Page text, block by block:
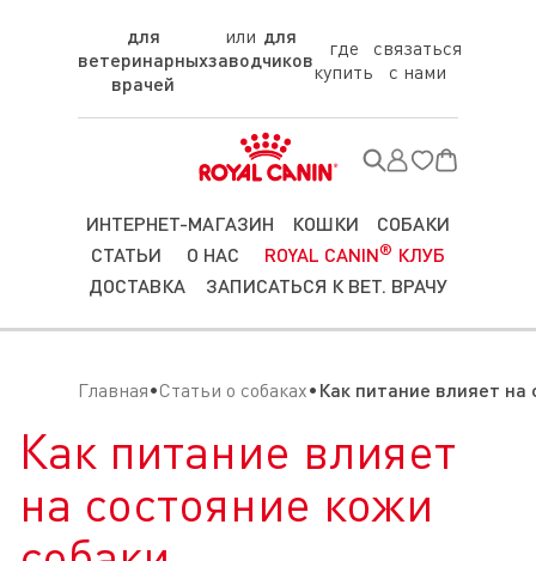
для
ветеринарных
врачей
для
заводчиков
где
купить
связаться
с нами
ИНТЕРНЕТ-МАГАЗИН КОШКИ
СОБАКИ
СТАТЬИ
О НАС ROYAL CANIN® КЛУБ
ДОСТАВКА
ЗАПИСАТЬСЯ К ВЕТ. ВРАЧУ
Главная Статьи о собаках Как питание влияет на
Как питание влияет
на состояние кожи